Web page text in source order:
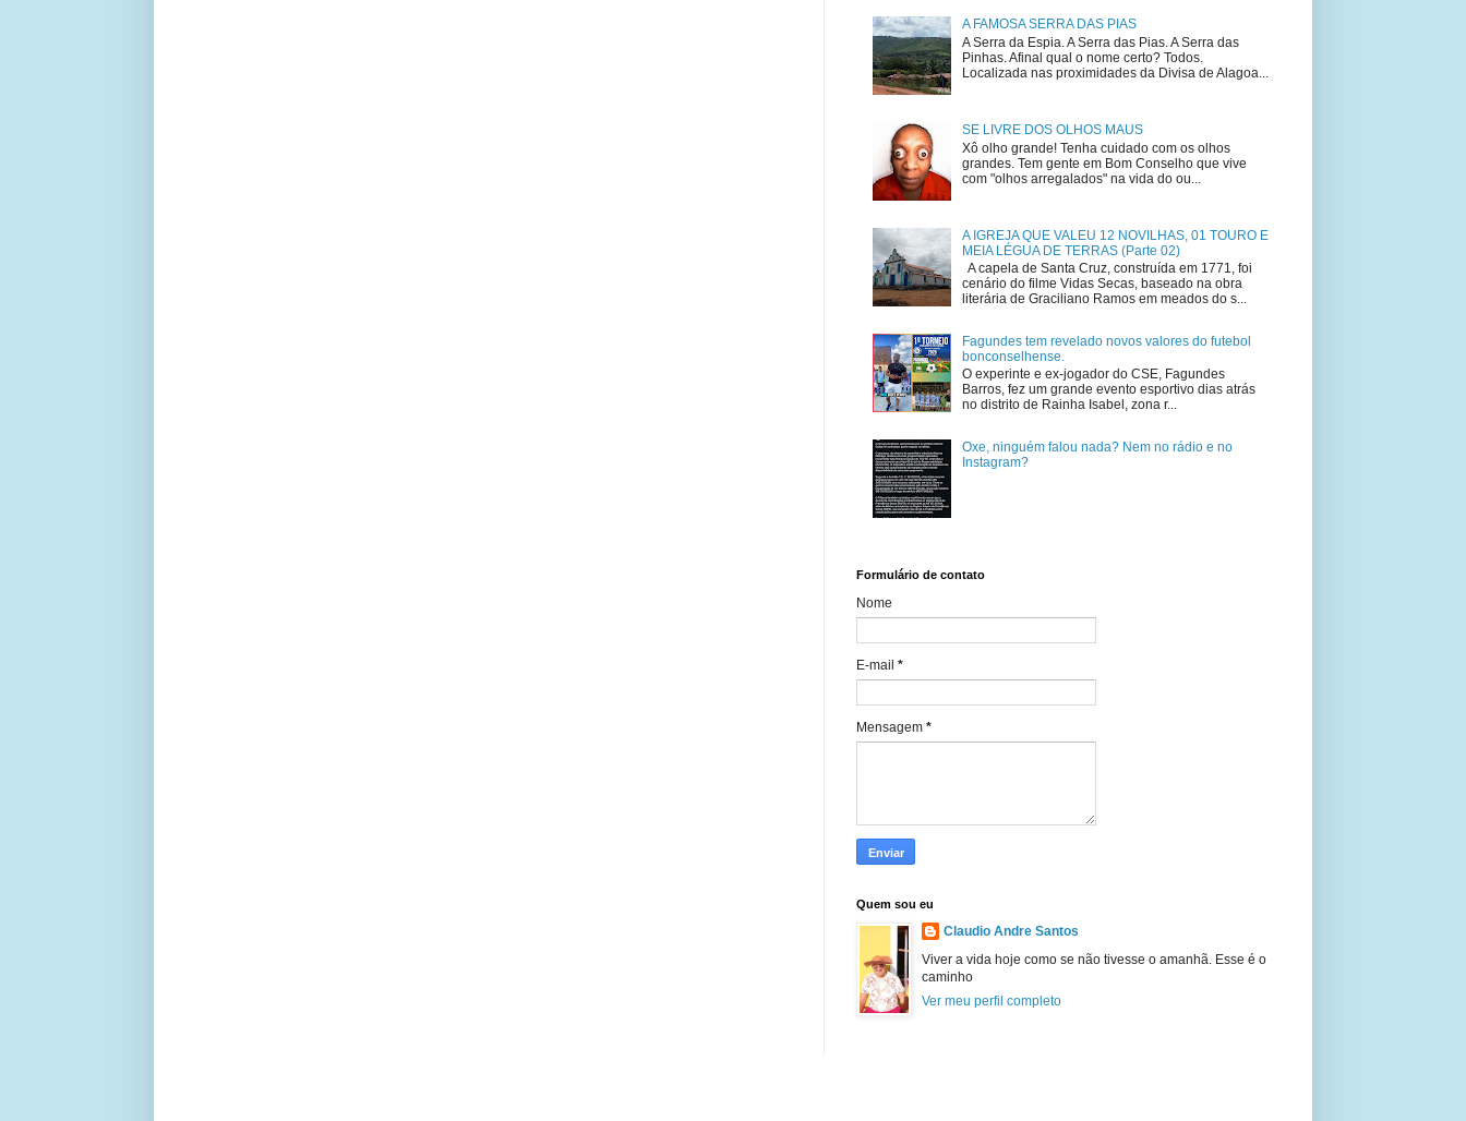
A FAMOSA SERRA DAS PIAS
A Serra da Espia. A Serra das Pias. A Serra das
Pinhas. Afinal qual o nome certo? Todos.
Localizada nas proximidades da Divisa de Alagoa...
SE LIVRE DOS OLHOS MAUS
Xô olho grande! Tenha cuidado com os olhos
grandes. Tem gente em Bom Conselho que vive
com "olhos arregalados" na vida do ou...
A IGREJA QUE VALEU 12 NOVILHAS, 01 TOURO E
MEIA LÉGUA DE TERRAS (Parte 02)
A capela de Santa Cruz, construída em 1771, foi
cenário do filme Vidas Secas, baseado na obra
literária de Graciliano Ramos em meados do s...
Fagundes tem revelado novos valores do futebol
bonconselhense.
O experinte e ex-jogador do CSE, Fagundes
Barros, fez um grande evento esportivo dias atrás
no distrito de Rainha Isabel, zona r...
Oxe, ninguém falou nada? Nem no rádio e no
Instagram?
Formulário de contato
Nome
E-mail *
Mensagem *
Quem sou eu
Claudio Andre Santos
Viver a vida hoje como se não tivesse o amanhã. Esse é o
caminho
Ver meu perfil completo